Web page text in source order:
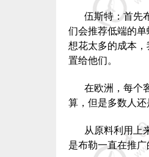
伍斯特：首先
们会推荐低端的
想花太多的成本
置给他们。
在欧洲，每个
算，但是多数人还
从原料利用上
是布勒一直在推广